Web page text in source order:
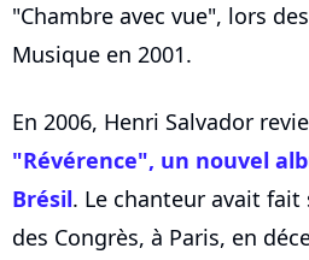
"Chambre avec vue", lors
Musique en 2001.
En 2006, Henri Salvador
"Révérence", un nouvel
Brésil. Le chanteur avait fait
des Congrès, à Paris, en